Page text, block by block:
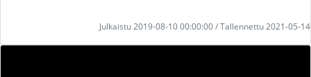
Julkaistu 2019-08-10 00:00:00 / Tallennettu 2021-05-14